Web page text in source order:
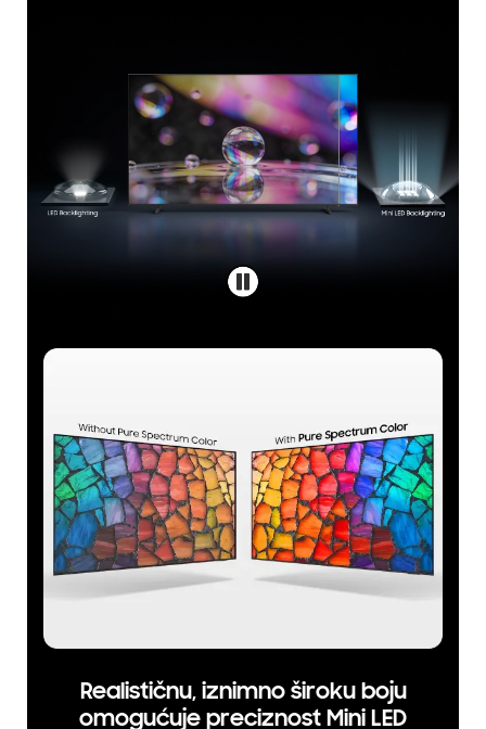
Realističnu, iznimno široku boju
omogućuje preciznost Mini LED